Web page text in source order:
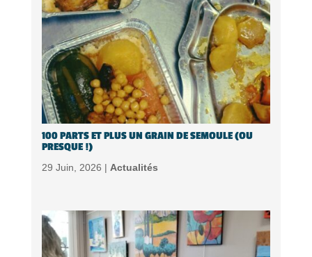
100 PARTS ET PLUS UN GRAIN DE SEMOULE (OU
PRESQUE !)
29 Juin, 2026 | Actualités